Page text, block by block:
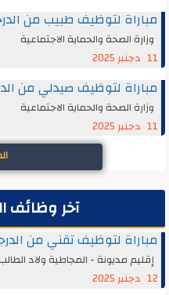
مباراة لتوظيف طبيب من
وزارة الصحة والحماية الاجتماعية
11 دجنبر 2025
مباراة لتوظيف صيدلي من
وزارة الصحة والحماية الاجتماعية
11 دجنبر 2025
آخر وظائف
مباراة لتوظيف تقني من
إقليم مديونة - المجاطية ولاد الطالب
12 دجنبر 2025